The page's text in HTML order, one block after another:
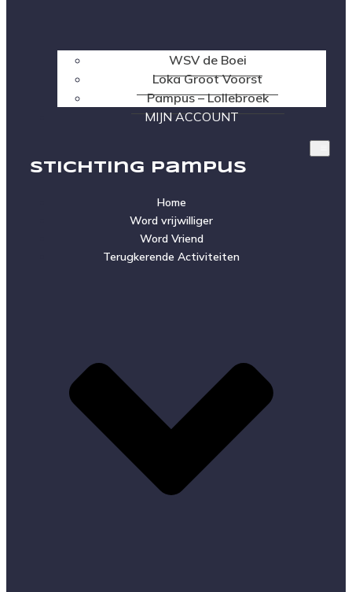
WSV de Boei
Loka Groot Voorst
Pampus – Lollebroek
MIJN ACCOUNT
Stichting Pampus
Home
Word vrijwilliger
Word Vriend
Terugkerende Activiteiten